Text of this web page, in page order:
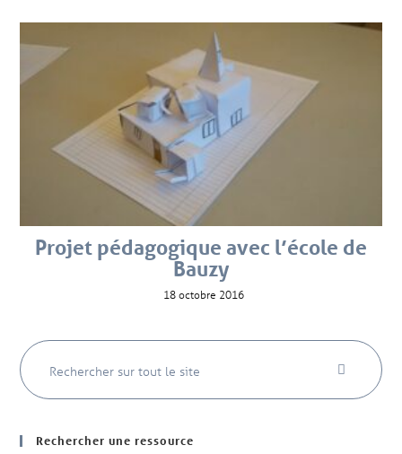
Projet pédagogique avec l’école de
Bauzy
18 octobre 2016
Rechercher une ressource